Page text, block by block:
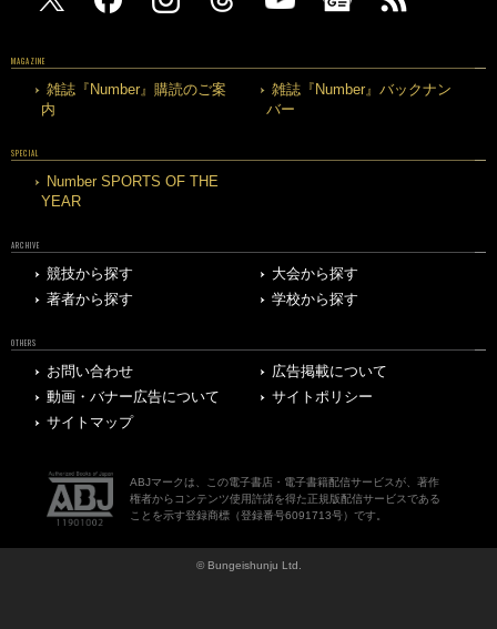
MAGAZINE
雑誌『Number』購読のご案
内
雑誌『Number』バックナン
バー
SPECIAL
Number SPORTS OF THE
YEAR
ARCHIVE
競技から探す
大会から探す
著者から探す
学校から探す
OTHERS
お問い合わせ
広告掲載について
動画・バナー広告について
サイトポリシー
サイトマップ
ABJマークは、この電子書店・電子書籍配信サービスが、著作
権者からコンテンツ使用許諾を得た正規版配信サービスである
ことを示す登録商標（登録番号6091713号）です。
© Bungeishunju Ltd.